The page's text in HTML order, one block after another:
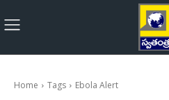
Home Tags Ebola Alert